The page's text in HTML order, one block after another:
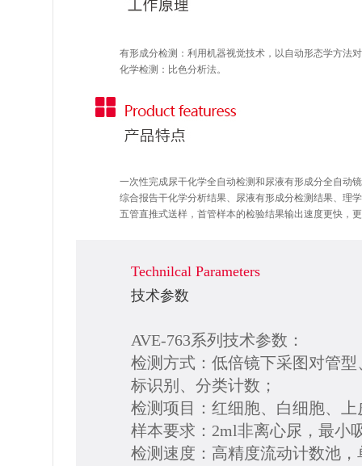
有形成分检测：利用机器视觉技术，以自动形态学方法
化学检测：比色分析法。
一次性完成尿干化学全自动检测和尿液有形成分全自动
综合报告干化学分析结果、尿液有形成分检测结果、理
五管直推式送样，首管样本的检验结果输出速度更快，
Technilcal Parameters
技术参数
AVE-763系列技术参数：
检测方式：低倍镜下采图对管
标识别、分类计数；
检测项目：红细胞、白细胞、
样本要求：2ml非离心尿，最小
检测速度：高精度流动计数池